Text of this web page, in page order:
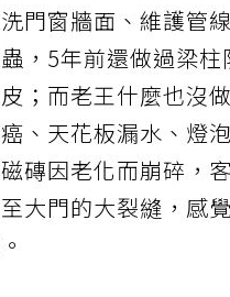
門窗牆面、維護管
，5年前還做過梁柱
；而老王什麼也沒
、天花板漏水、燈
磚因老化而崩碎，
大門的大裂縫，感